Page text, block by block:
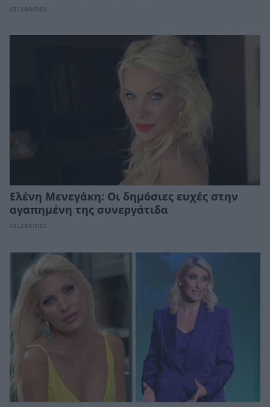
CELEBRITIES
Ελένη Μενεγάκη: Οι δημόσιες ευχές στην
αγαπημένη της συνεργάτιδα
CELEBRITIES